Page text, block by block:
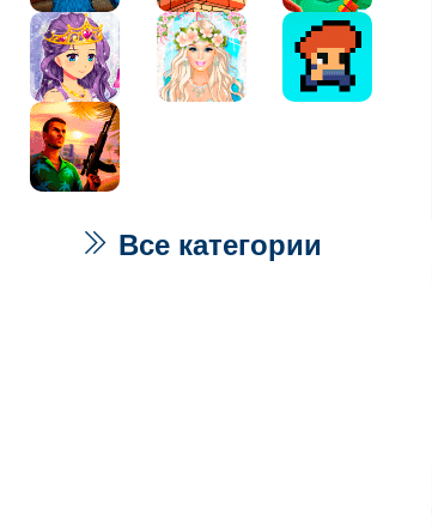
Все категории